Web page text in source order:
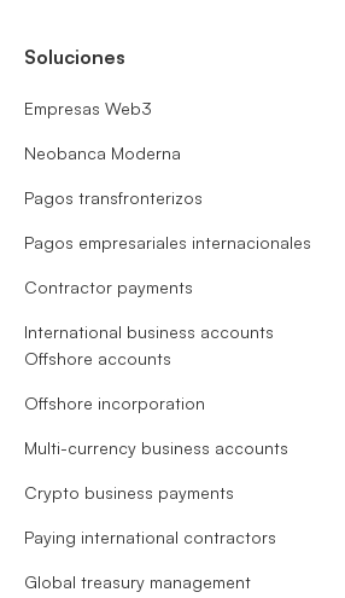
Soluciones
Empresas Web3
Neobanca Moderna
Pagos transfronterizos
Pagos empresariales internacionales
Contractor payments
International business accounts
Offshore accounts
Offshore incorporation
Multi-currency business accounts
Crypto business payments
Paying international contractors
Global treasury management